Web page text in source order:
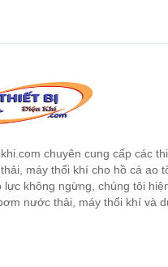
chuyên cung cấp các
máy thổi khí cho hồ cá ao
lực không ngừng, chúng tôi
nước thải, máy thổi khí và